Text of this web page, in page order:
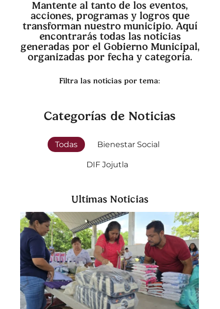
Mantente al tanto de los eventos,
acciones, programas y logros que
transforman nuestro municipio. Aquí
encontrarás todas las noticias
generadas por el Gobierno Municipal,
organizadas por fecha y categoría.
Filtra las noticias por tema:
Categorías de Noticias​
Todas Bienestar Social
DIF Jojutla
Ultimas Noticias